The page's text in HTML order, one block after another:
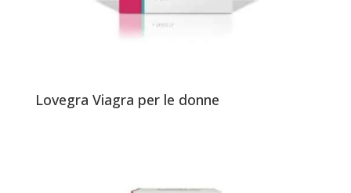
Lovegra Viagra per le donne